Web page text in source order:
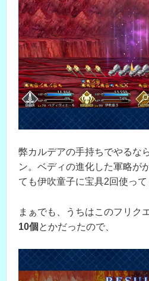
弊カルデアの手持ちでやるな
ン。ベディの進化した軍略が
ても伊吹童子に宝具2回使って
まぁでも、うちはこのフリク
10個 とかだったので、